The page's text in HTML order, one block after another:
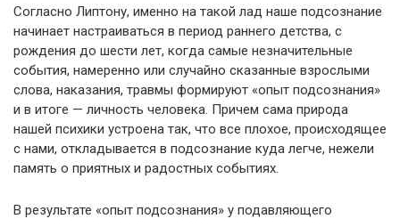
Согласно Липтону, именно на такой лад наше подсознание
начинает настраиваться в период раннего детства, с
рождения до шести лет, когда самые незначительные
события, намеренно или случайно сказанные взрослыми
слова, наказания, травмы формируют «опыт подсознания»
и в итоге — личность человека. Причем сама природа
нашей психики устроена так, что все плохое, происходящее
с нами, откладывается в подсознание куда легче, нежели
память о приятных и радостных событиях.
В результате «опыт подсознания» у подавляющего